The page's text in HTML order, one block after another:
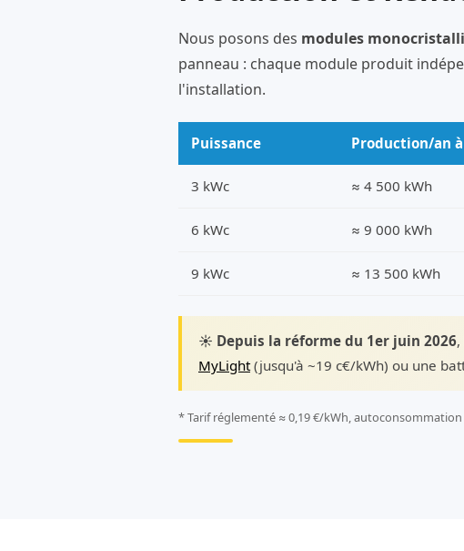
Nous posons des modules
panneau : chaque module produit
l'installation.
Puissance Production/an
3 kWc ≈ 4 500 kWh
6 kWc ≈ 9 000 kWh
9 kWc ≈ 13 500 kWh
☀️ Depuis la réforme du 1er juin 2026
MyLight(jusqu'à ~19 c€/kWh) ou une
* Tarif réglementé ≈ 0,19 €/kWh,